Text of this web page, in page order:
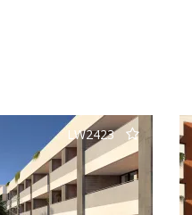
LW2423